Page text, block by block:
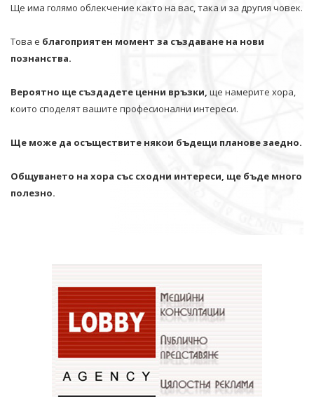
Ще има голямо облекчение както на вас, така и за другия човек.
Това е благоприятен момент за създаване на нови
познанства.
Вероятно ще създадете ценни връзки, ще намерите хора,
които споделят вашите професионални интереси.
Ще може да осъществите някои бъдещи планове заедно.
Общуването на хора със сходни интереси, ще бъде много
полезно.